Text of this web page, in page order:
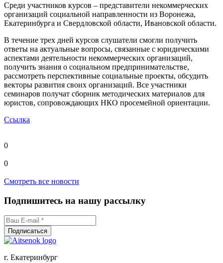
Среди участников курсов – представители некоммерческих
организаций социальной направленности из Воронежа,
Екатеринбурга и Свердловской области, Ивановской области.
В течение трех дней курсов слушатели смогли получить
ответы на актуальные вопросы, связанные с юридическими
аспектами деятельности некоммерческих организаций,
получить знания о социальном предпринимательстве,
рассмотреть перспективные социальные проекты, обсудить
векторы развития своих организаций. Все участники
семинаров получат сборник методических материалов для
юристов, сопровождающих НКО просемейной ориентации.
Ссылка
0
0
Смотреть все новости
Подпишитесь на нашу рассылку
г. Екатеринбург